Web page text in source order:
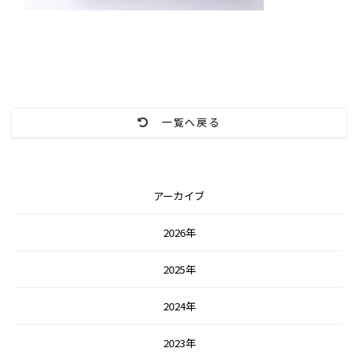
一覧へ戻る
アーカイブ
2026年
2025年
2024年
2023年